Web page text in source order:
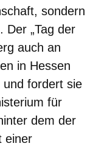
sondern
Der „Tag der
auch an
in Hessen
und fordert sie
für
dem der
einer